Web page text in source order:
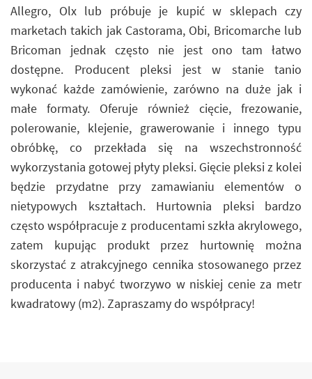
Allegro, Olx lub próbuje je kupić w sklepach czy
marketach takich jak Castorama, Obi, Bricomarche lub
Bricoman jednak często nie jest ono tam łatwo
dostępne. Producent pleksi jest w stanie tanio
wykonać każde zamówienie, zarówno na duże jak i
małe formaty. Oferuje również cięcie, frezowanie,
polerowanie, klejenie, grawerowanie i innego typu
obróbkę, co przekłada się na wszechstronność
wykorzystania gotowej płyty pleksi. Gięcie pleksi z kolei
będzie przydatne przy zamawianiu elementów o
nietypowych kształtach. Hurtownia pleksi bardzo
często współpracuje z producentami szkła akrylowego,
zatem kupując produkt przez hurtownię można
skorzystać z atrakcyjnego cennika stosowanego przez
producenta i nabyć tworzywo w niskiej cenie za metr
kwadratowy (m2). Zapraszamy do współpracy!